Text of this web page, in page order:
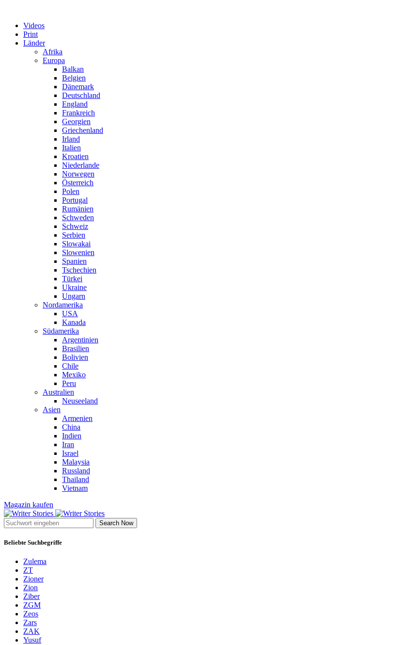
Videos
Print
Länder
Afrika
Europa
Balkan
Belgien
Dänemark
Deutschland
England
Frankreich
Georgien
Griechenland
Irland
Italien
Kroatien
Niederlande
Norwegen
Österreich
Polen
Portugal
Rumänien
Schweden
Schweiz
Serbien
Slowakai
Slowenien
Spanien
Tschechien
Türkei
Ukraine
Ungarn
Nordamerika
USA
Kanada
Südamerika
Argentinien
Brasilien
Bolivien
Chile
Mexiko
Peru
Australien
Neuseeland
Asien
Armenien
China
Indien
Iran
Israel
Malaysia
Russland
Thailand
Vietnam
Magazin kaufen
Search Now
Beliebte Suchbegriffe
Zulema
ZT
Zioner
Zion
Ziber
ZGM
Zeos
Zars
ZAK
Yusuf